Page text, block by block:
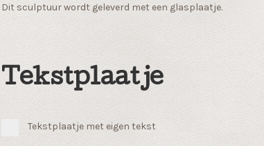
Dit sculptuur wordt geleverd met een glasplaatje.
Tekstplaatje
Tekstplaatje met eigen tekst